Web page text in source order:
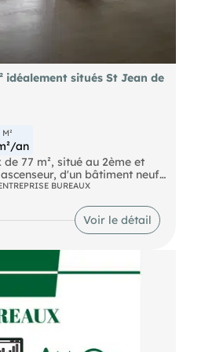
idéalement situés St Jean de
an
77 m², situé au 2ème et
d'un bâtiment neuf,
de Saint-Jean-de-Luz.
Bureaux
: sol, faux plafond,
réversible, configurables
PMR et wc privatifs.
lumineux, offrant un
Une terrasse
de 50 m² partagée.
et chaises, avec une vue
Disponibilité : Immédiate
€ HT / mois
BUREAUX
Voir le détail